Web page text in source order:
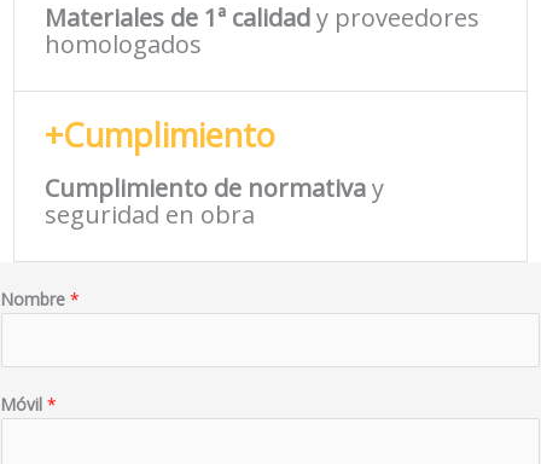
Materiales de 1ª calidady proveedores
homologados
+Cumplimiento
Cumplimiento de normativay
seguridad en obra
Nombre *
Móvil *